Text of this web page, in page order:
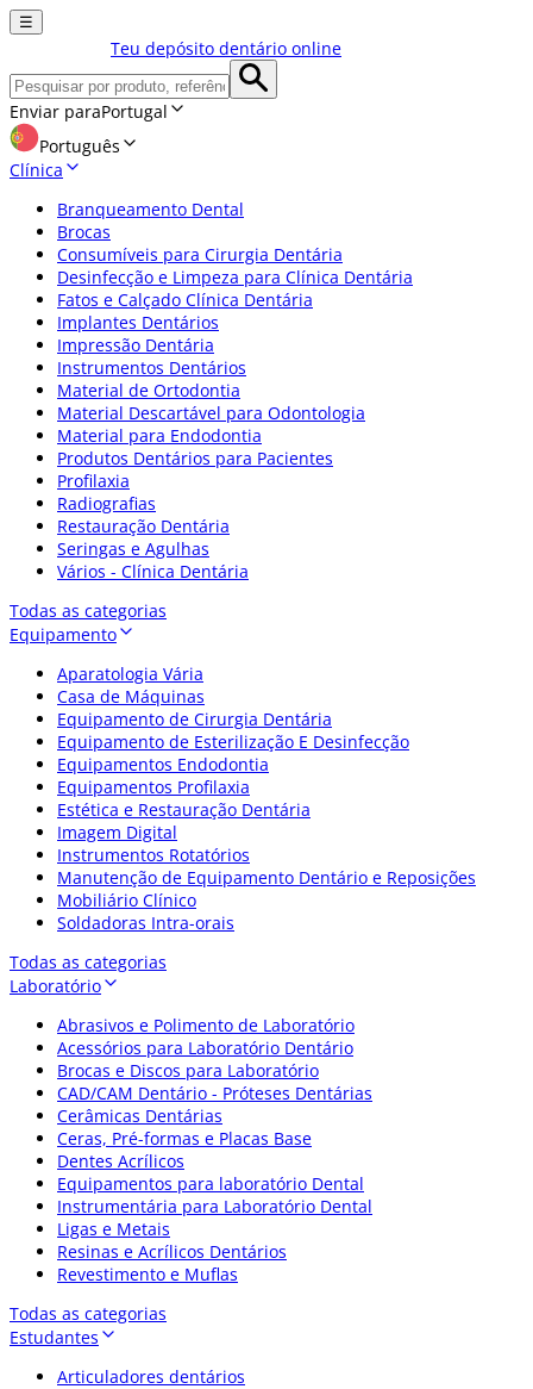
☰
Teu depósito dentário online
Enviar paraPortugal
Português
Clínica
Branqueamento Dental
Brocas
Consumíveis para Cirurgia Dentária
Desinfecção e Limpeza para Clínica Dentária
Fatos e Calçado Clínica Dentária
Implantes Dentários
Impressão Dentária
Instrumentos Dentários
Material de Ortodontia
Material Descartável para Odontologia
Material para Endodontia
Produtos Dentários para Pacientes
Profilaxia
Radiografias
Restauração Dentária
Seringas e Agulhas
Vários - Clínica Dentária
Todas as categorias
Equipamento
Aparatologia Vária
Casa de Máquinas
Equipamento de Cirurgia Dentária
Equipamento de Esterilização E Desinfecção
Equipamentos Endodontia
Equipamentos Profilaxia
Estética e Restauração Dentária
Imagem Digital
Instrumentos Rotatórios
Manutenção de Equipamento Dentário e Reposições
Mobiliário Clínico
Soldadoras Intra-orais
Todas as categorias
Laboratório
Abrasivos e Polimento de Laboratório
Acessórios para Laboratório Dentário
Brocas e Discos para Laboratório
CAD/CAM Dentário - Próteses Dentárias
Cerâmicas Dentárias
Ceras, Pré-formas e Placas Base
Dentes Acrílicos
Equipamentos para laboratório Dental
Instrumentária para Laboratório Dental
Ligas e Metais
Resinas e Acrílicos Dentários
Revestimento e Muflas
Todas as categorias
Estudantes
Articuladores dentários